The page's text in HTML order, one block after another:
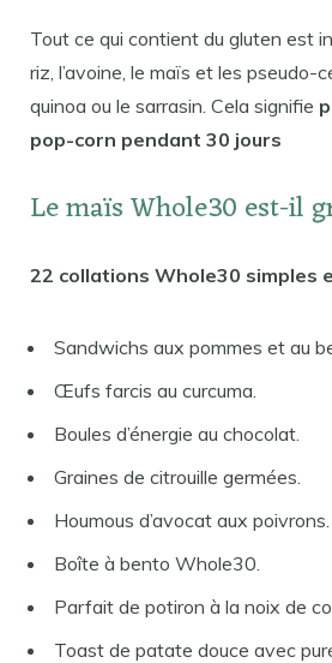
Tout ce qui contient du gluten est
riz, l’avoine, le maïs et les pseudo-
quinoa ou le sarrasin. Cela signifie
pop-corn pendant 30 jours
Le maïs Whole30 est-il
22 collations Whole30 simples
Sandwichs aux pommes et au
Œufs farcis au curcuma.
Boules d’énergie au chocolat.
Graines de citrouille germées.
Houmous d’avocat aux poivrons.
Boîte à bento Whole30.
Parfait de potiron à la noix de
Toast de patate douce avec